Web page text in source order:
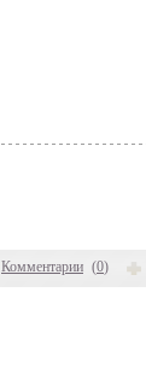
Комментарии (0)